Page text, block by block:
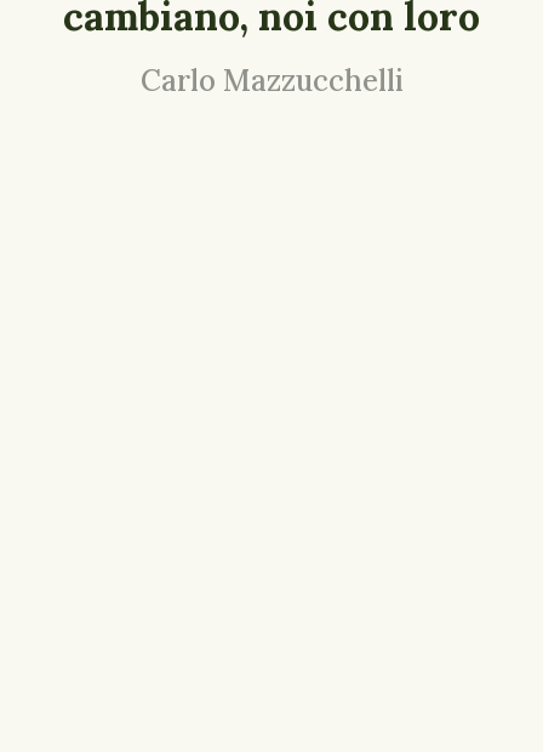
cambiano, noi con loro
Carlo Mazzucchelli